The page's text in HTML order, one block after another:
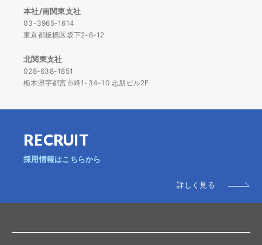
本社/南関東支社
03-3965-1614
東京都板橋区坂下2-6-12
北関東支社
028-638-1851
栃木県宇都宮市峰1-34-10 志朋ビル2F
RECRUIT
採用情報はこちらから
詳しく見る